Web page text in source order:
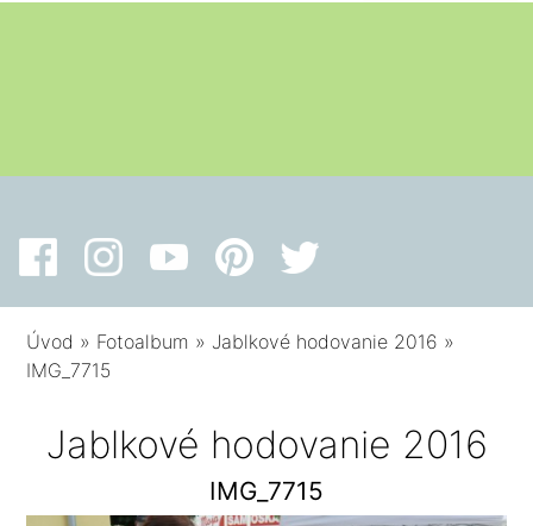
Úvod » Fotoalbum » Jablkové hodovanie 2016 »
IMG_7715
Jablkové hodovanie 2016
IMG_7715